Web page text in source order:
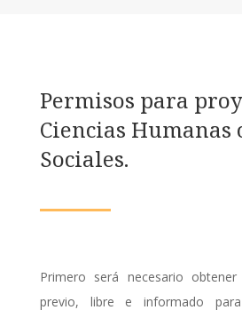
Permisos para
Ciencias Humanas
Sociales.
Primero será necesario
previo, libre e informado